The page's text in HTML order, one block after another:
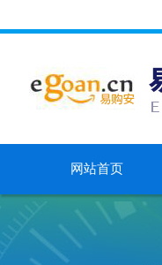
网站首页